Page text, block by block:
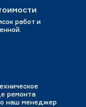
работ и
ремонта
наш менеджер